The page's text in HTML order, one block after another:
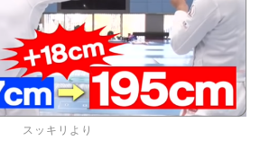
スッキリより